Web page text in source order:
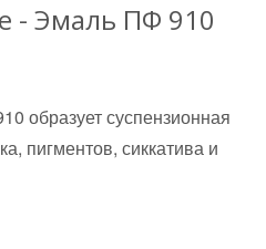
- Эмаль ПФ 910
образует суспензионная
пигментов, сиккатива и